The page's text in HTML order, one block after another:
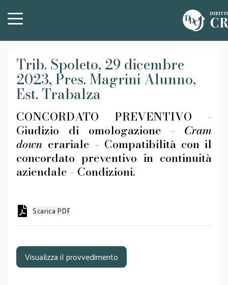
Trib. Spoleto, 29 dicembre
2023, Pres. Magrini Alunno,
Est. Trabalza
CONCORDATO PREVENTIVO -
Giudizio di omologazione - Cram
down erariale - Compatibilità con il
concordato preventivo in continuità
aziendale - Condizioni.
Scarica PDF
Visualizza il provvedimento